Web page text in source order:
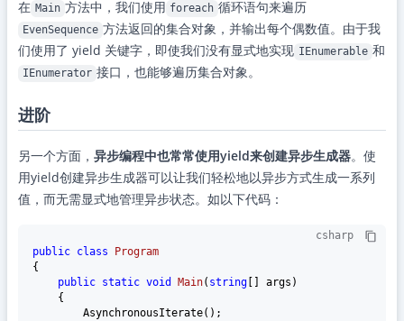
在 Main 方法中，我们使用 foreach 循环语句来遍历
EvenSequence 方法返回的集合对象，并输出每个偶数值。由于我
们使用了 yield 关键字，即使我们没有显式地实现 IEnumerable 和
IEnumerator 接口，也能够遍历集合对象。
进阶
另一个方面， 异步编程中也常常使用yield来创建异步生成器。使
用yield创建异步生成器可以让我们轻松地以异步方式生成一系列
值，而无需显式地管理异步状态。如以下代码：
csharp
public class
Program
{
public static void Main( string [] args )